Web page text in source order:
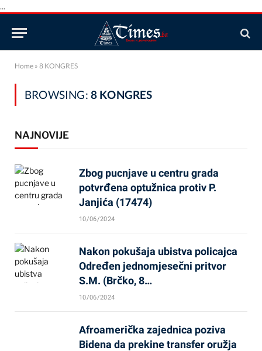
...
Home » 8 KONGRES
BROWSING: 8 KONGRES
NAJNOVIJE
Zbog pucnjave u centru grada
potvrđena optužnica protiv P.
Janjića (17474)
10/06/2024
Nakon pokušaja ubistva policajca
Određen jednomjesečni pritvor
S.M. (Brčko, 8…
10/06/2024
Afroamerička zajednica poziva
Bidena da prekine transfer oružja